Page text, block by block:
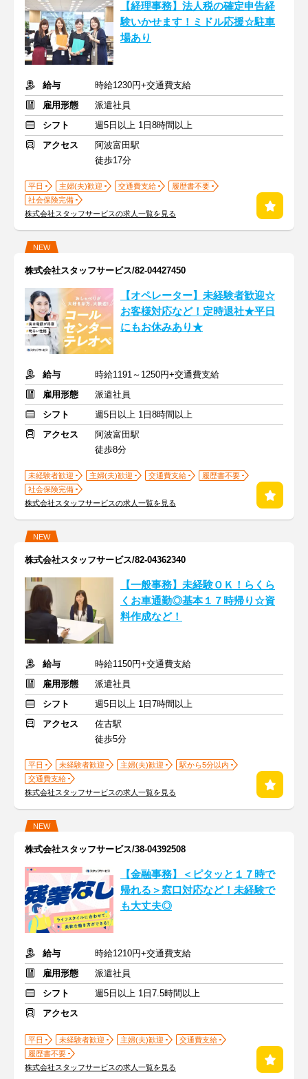
【経理事務】法人税の確定申告経
験いかせます！ミドル応援☆駐車
場あり
給与
時給1230円+交通費支給
雇用形態
派遣社員
シフト
週5日以上 1日8時間以上
アクセス
阿波富田駅
徒歩17分
平日 主婦(夫)歓迎 交通費支給
履歴書不要
社会保険完備
株式会社スタッフサービスの求人一覧を見る
NEW
株式会社スタッフサービス/82-04427450
【オペレーター】未経験者歓迎☆
お客様対応など！定時退社★平日
にもお休みあり★
給与
時給1191～1250円+交通費支給
雇用形態
派遣社員
シフト
週5日以上 1日8時間以上
アクセス
阿波富田駅
徒歩8分
未経験者歓迎 主婦(夫)歓迎 交通費支給
履歴書不要
社会保険完備
株式会社スタッフサービスの求人一覧を見る
NEW
株式会社スタッフサービス/82-04362340
【一般事務】未経験ＯＫ！らくら
くお車通勤◎基本１７時帰り☆資
料作成など！
給与
時給1150円+交通費支給
雇用形態
派遣社員
シフト
週5日以上 1日7時間以上
アクセス
佐古駅
徒歩5分
平日 未経験者歓迎 主婦(夫)歓迎
駅から5分以内
交通費支給
株式会社スタッフサービスの求人一覧を見る
NEW
株式会社スタッフサービス/38-04392508
【金融事務】＜ピタッと１７時で
帰れる＞窓口対応など！未経験で
も大丈夫◎
給与
時給1210円+交通費支給
雇用形態
派遣社員
シフト
週5日以上 1日7.5時間以上
アクセス
平日 未経験者歓迎 主婦(夫)歓迎
交通費支給
履歴書不要
株式会社スタッフサービスの求人一覧を見る